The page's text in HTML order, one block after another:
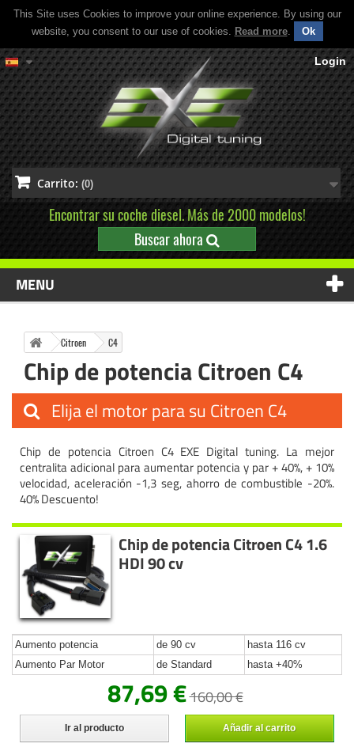
This Site uses Cookies to improve your online experience. By using our
website, you consent to our use of cookies. Read more. Ok
Login
Carrito: (0)
Encontrar su coche diesel. Más de 2000 modelos!
Buscar ahora
MENU
Citroen C4
Chip de potencia Citroen C4
Elija el motor para su Citroen C4
Chip de potencia Citroen C4 EXE Digital tuning. La mejor
centralita adicional para aumentar potencia y par + 40%, + 10%
velocidad, aceleración -1,3 seg, ahorro de combustible -20%.
40% Descuento!
Chip de potencia Citroen C4 1.6
HDI 90 cv
Aumento potencia de 90 cv
hasta 116 cv
Aumento Par Motor
de Standard hasta +40%
87,69 €160,00 €
Ir al producto Añadir al carrito